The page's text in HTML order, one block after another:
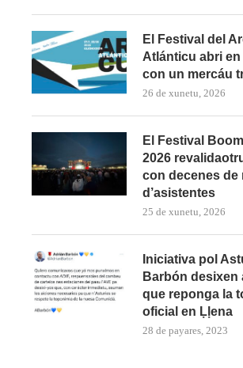
El Festival del
Atlánticu abri
con un mercáu
26 de xunetu, 2026
El Festival
2026
con decenes de
d’asistentes
25 de xunetu, 2026
Iniciativa pol
Barbón desixen
que reponga la
oficial en Ḷḷena
28 de payares, 2023